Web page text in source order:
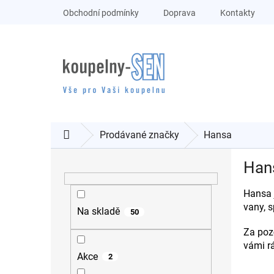
Obchodní podmínky Doprava Kontakty
DomůProdávané značky Hansa
Na skladě 50
Akce 2
vany,
Za
vámi